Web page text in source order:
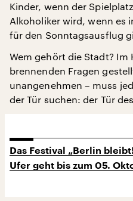
Kinder, wenn der
Alkoholiker wird, wenn es
für den Sonntagsausflug
Wem gehört die Stadt? Im
brennenden Fragen
unangenehmen – muss
der Tür suchen: der Tür
Das Festival „Berlin
Ufer geht bis zum 05.